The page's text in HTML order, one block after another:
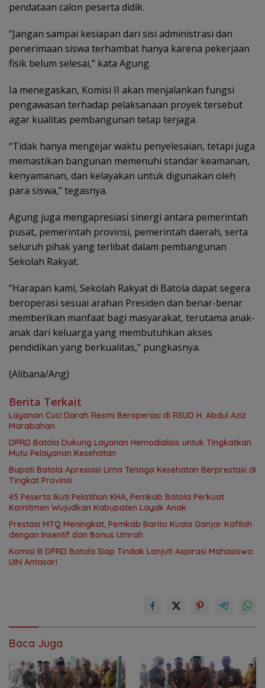
pendataan calon peserta didik.
“Jangan sampai kesiapan dari sisi administrasi dan
penerimaan siswa terhambat hanya karena pekerjaan
fisik belum selesai,” kata Agung.
Ia menegaskan, Komisi II akan menjalankan fungsi
pengawasan terhadap pelaksanaan proyek tersebut
agar kualitas pembangunan tetap terjaga.
“Tidak hanya mengejar waktu penyelesaian, tetapi juga
memastikan bangunan memenuhi standar keamanan,
kenyamanan, dan kelayakan untuk digunakan oleh
para siswa,” tegasnya.
Agung juga mengapresiasi sinergi antara pemerintah
pusat, pemerintah provinsi, pemerintah daerah, serta
seluruh pihak yang terlibat dalam pembangunan
Sekolah Rakyat.
“Harapan kami, Sekolah Rakyat di Batola dapat segera
beroperasi sesuai arahan Presiden dan benar-benar
memberikan manfaat bagi masyarakat, terutama anak-
anak dari keluarga yang membutuhkan akses
pendidikan yang berkualitas,” pungkasnya.
(Alibana/Ang)
Berita Terkait
Layanan Cuci Darah Resmi Beroperasi di RSUD H. Abdul Aziz
Marabahan
DPRD Batola Dukung Layanan Hemodialisis untuk Tingkatkan
Mutu Pelayanan Kesehatan
Bupati Batola Apresiasi Lima Tenaga Kesehatan Berprestasi di
Tingkat Provinsi
45 Peserta Ikuti Pelatihan KHA, Pemkab Batola Perkuat
Komitmen Wujudkan Kabupaten Layak Anak
Prestasi MTQ Meningkat, Pemkab Barito Kuala Ganjar Kafilah
dengan Insentif dan Bonus Umrah
Komisi III DPRD Batola Siap Tindak Lanjuti Aspirasi Mahasiswa
UIN Antasari
Baca Juga